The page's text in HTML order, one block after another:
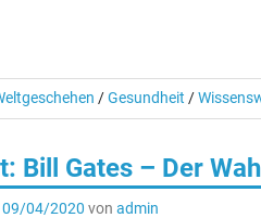
/Gesundheit /
Bill Gates – Der
09/04/2020 von admin